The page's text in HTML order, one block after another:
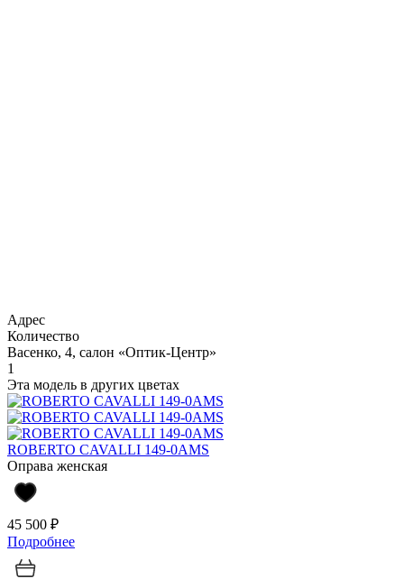
Адрес
Количество
Васенко, 4, салон «Оптик-Центр»
1
Эта модель в других цветах
ROBERTO CAVALLI 149-0AMS
Оправа женская
45 500 ₽
Подробнее